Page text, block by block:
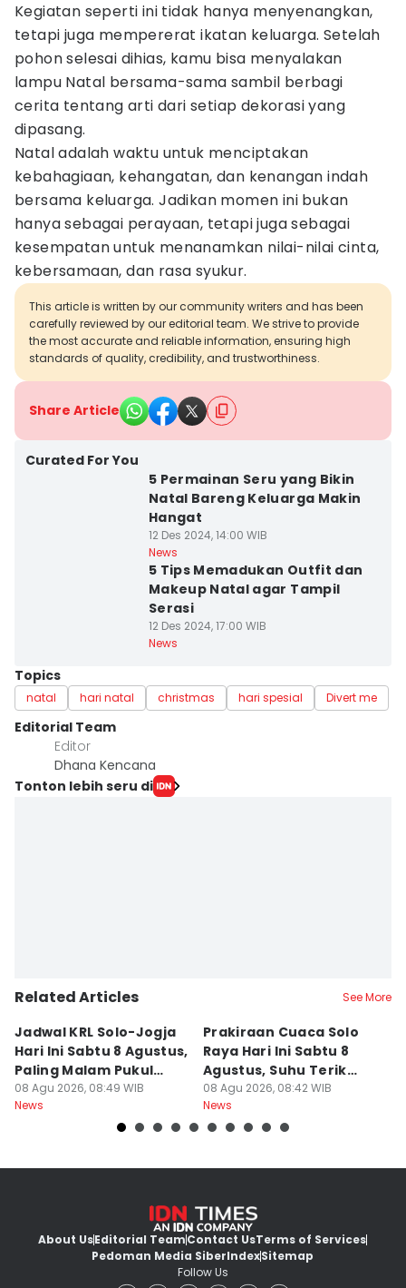
Kegiatan seperti ini tidak hanya menyenangkan,
tetapi juga mempererat ikatan keluarga. Setelah
pohon selesai dihias, kamu bisa menyalakan
lampu Natal bersama-sama sambil berbagi
cerita tentang arti dari setiap dekorasi yang
dipasang.
Natal adalah waktu untuk menciptakan
kebahagiaan, kehangatan, dan kenangan indah
bersama keluarga. Jadikan momen ini bukan
hanya sebagai perayaan, tetapi juga sebagai
kesempatan untuk menanamkan nilai-nilai cinta,
kebersamaan, dan rasa syukur.
This article is written by our community writers and has been
carefully reviewed by our editorial team. We strive to provide
the most accurate and reliable information, ensuring high
standards of quality, credibility, and trustworthiness.
Share Article
Curated For You
5 Permainan Seru yang Bikin
Natal Bareng Keluarga Makin
Hangat
12 Des 2024, 14:00 WIB
News
5 Tips Memadukan Outfit dan
Makeup Natal agar Tampil
Serasi
12 Des 2024, 17:00 WIB
News
Topics
natal hari natal christmas hari spesial Divert me
Editorial Team
Editor
Dhana Kencana
Tonton lebih seru di
Related Articles See More
Jadwal KRL Solo-Jogja
Hari Ini Sabtu 8 Agustus,
Paling Malam Pukul
20.42
08 Agu 2026, 08:49 WIB
News
Prakiraan Cuaca Solo
Raya Hari Ini Sabtu 8
Agustus, Suhu Terik
Capai 34 Derajat
08 Agu 2026, 08:42 WIB
News
About UsEditorial TeamContact UsTerms of Services
Pedoman Media SiberIndexSitemap
Follow Us